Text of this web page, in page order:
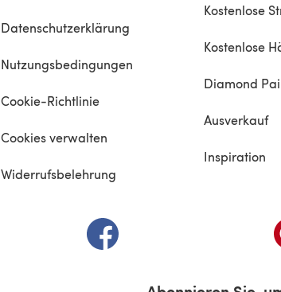
Datenschutzerklärung
Nutzungsbedingungen
Cookie-Richtlinie
Cookies verwalten
Widerrufsbelehrung
Kostenlose
Kostenlose
Diamond
Ausverkauf
Inspiration
(öffnet sich in einem neuen